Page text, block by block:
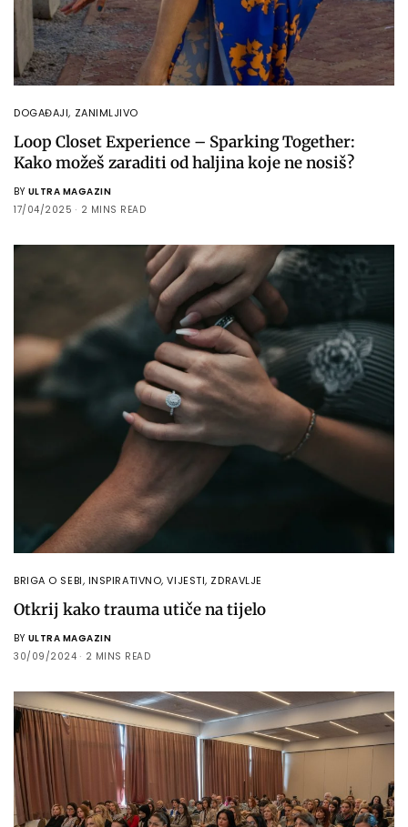
DOGAĐAJI, ZANIMLJIVO
Loop Closet Experience – Sparking Together:
Kako možeš zaraditi od haljina koje ne nosiš?
BY ULTRA MAGAZIN
17/04/2025
2 MINS READ
BRIGA O SEBI, INSPIRATIVNO,VIJESTI, ZDRAVLJE
Otkrij kako trauma utiče na tijelo
BY ULTRA MAGAZIN
30/09/2024
2 MINS READ